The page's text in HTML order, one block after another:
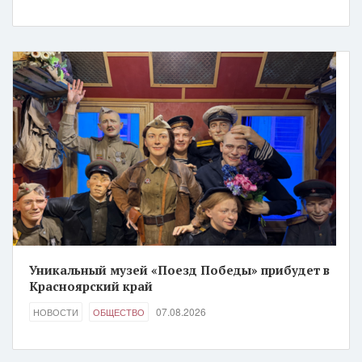
Уникальный музей «Поезд Победы» прибудет в
Красноярский край
НОВОСТИ ОБЩЕСТВО 07.08.2026